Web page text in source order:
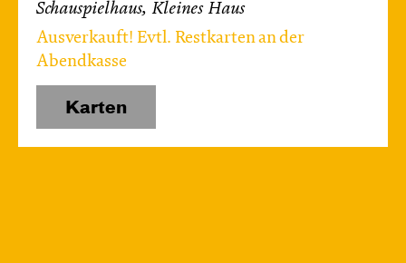
Schauspielhaus, Kleines Haus
Ausverkauft! Evtl. Restkarten an der
Abendkasse
Karten